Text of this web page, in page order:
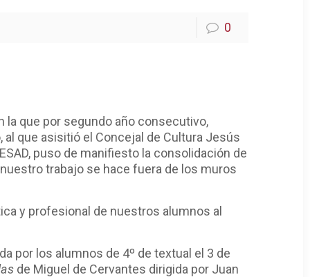
0
la que por segundo año consecutivo,
que asisitió el Concejal de Cultura Jesús
puso de manifiesto la consolidación de
trabajo se hace fuera de los muros
y profesional de nuestros alumnos al
por los alumnos de 4º de textual el 3 de
de Miguel de Cervantes dirigida por Juan